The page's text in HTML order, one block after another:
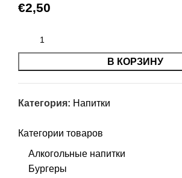
€2,50
В КОРЗИНУ
Категория: Напитки
Категории товаров
Алкогольные напитки
Бургеры